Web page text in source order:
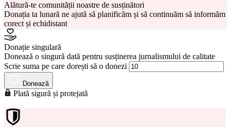
Alătură-te comunității noastre de susținători
Donația ta lunară ne ajută să planificăm și să continuăm să informăm
corect și echidistant
Donație singulară
Donează o singură dată pentru susținerea jurnalismului de calitate
Scrie suma pe care dorești să o donezi
Donează
Plată sigură și protejată